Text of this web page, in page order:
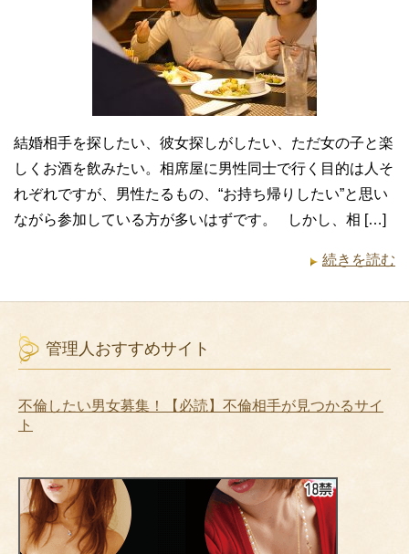
結婚相手を探したい、彼女探しがしたい、ただ女の子と楽
しくお酒を飲みたい。相席屋に男性同士で行く目的は人そ
れぞれですが、男性たるもの、“お持ち帰りしたい”と思い
ながら参加している方が多いはずです。 しかし、相 […]
続きを読む
管理人おすすめサイト
不倫したい男女募集！【必読】不倫相手が見つかるサイ
ト